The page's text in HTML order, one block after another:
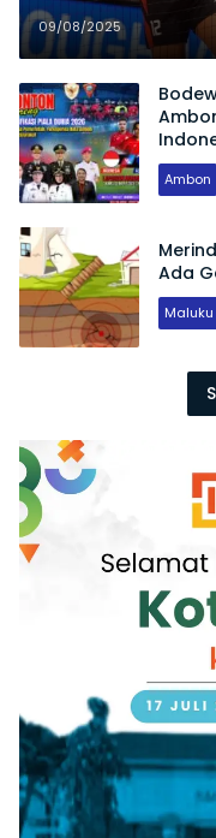
Kejuaraan
09/08/2025
Ambon
Ada
Maluku